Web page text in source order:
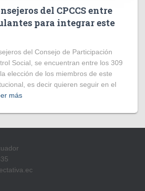
del CPCCS entre
para integrar este
del Consejo de Participación
Social, se encuentran entre los 309
elección de los miembros de este
es decir quieren seguir en el
más